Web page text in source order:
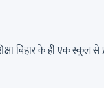
के ही एक स्कूल से